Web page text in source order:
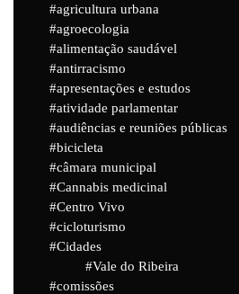
agricultura urbana
agroecologia
alimentação saudável
antirracismo
apresentações e estudos
atividade parlamentar
audiências e reuniões públicas
bicicleta
câmara municipal
Cannabis medicinal
Centro Vivo
cicloturismo
Cidades
Vale do Ribeira
comissões